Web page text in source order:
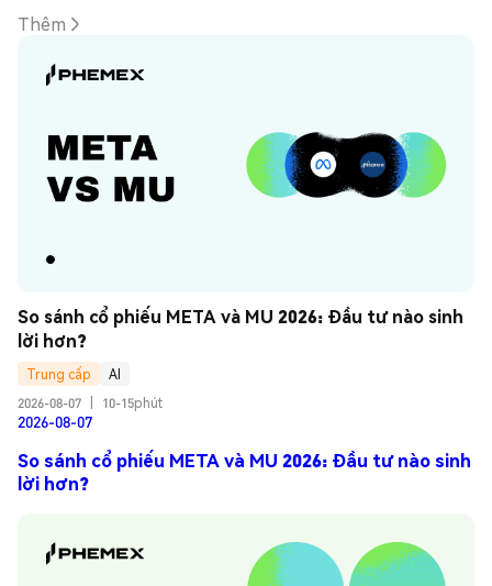
Thêm
So sánh cổ phiếu META và MU 2026: Đầu tư nào sinh
lời hơn?
Trung cấp
AI
2026-08-07
10-15phút
2026-08-07
So sánh cổ phiếu META và MU 2026: Đầu tư nào sinh
lời hơn?